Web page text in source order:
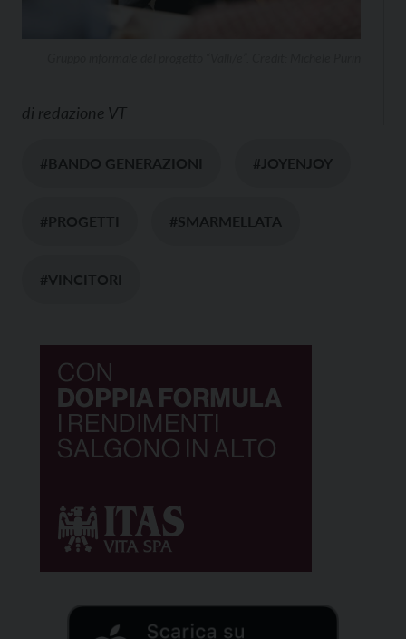
di redazione VT
#BANDO GENERAZIONI #JOYENJOY
#PROGETTI #SMARMELLATA
#VINCITORI